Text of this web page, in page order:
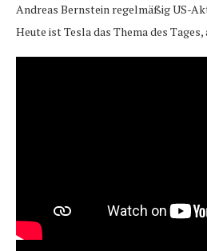
Andreas Bernstein regelmäßig US-
Heute ist Tesla das Thema des Tages,